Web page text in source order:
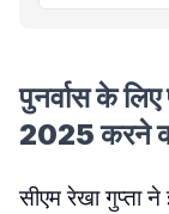
पुनर्वास के
2025 करने
सीएम रेखा गुप्ता